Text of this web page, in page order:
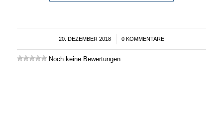
20. DEZEMBER 2018
/ 0 KOMMENTARE
Noch keine Bewertungen